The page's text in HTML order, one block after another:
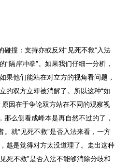
撞：支持亦或反对“见死不救”入法
隔岸冲拳”。如果我们仔细一分析，
果他们能站在对立方的视角看问题，
的双方立即被消解了。所以这种“如
因在于争论双方站在不同的观察视
么侧看成峰本是再自然不过的了，
就“见死不救”是否入法来看，一方
越是觉得对方太没道理了。走出这种
死不救”是否入法不能够消除分歧和